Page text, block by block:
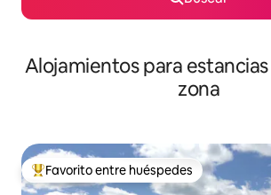
Alojamientos para
zona
De los mejores en Favorito entre
Favorito entre huéspedes